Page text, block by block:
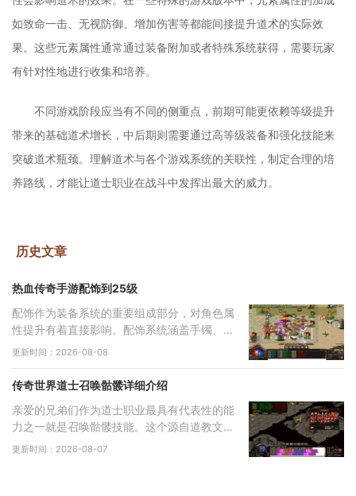
如致命一击、无视防御、增加伤害等都能间接提升道术的实际效
果。这些元素属性通常通过装备附加或者特殊系统获得，需要玩家
有针对性地进行收集和培养。
不同游戏阶段应当有不同的侧重点，前期可能更依赖等级提升
带来的基础道术增长，中后期则需要通过高等级装备和强化技能来
突破道术瓶颈。理解道术与各个游戏系统的关联性，制定合理的培
养路线，才能让道士职业在战斗中发挥出最大的威力。
历史文章
热血传奇手游配饰到25级
配饰作为装备系统的重要组成部分，对角色属
性提升有着直接影响。配饰系统涵盖手镯、戒
指、项链等多个部位，每个部位都有其独特的
配
更新时间：2026-08-08
传奇世界道士召唤骷髅详细介绍
亲爱的兄弟们作为道士职业最具有代表性的能
力之一就是召唤骷髅技能。这个源自道教文化
中生死轮回传说的独特技能，让你能够通过施
更新时间：2026-08-07